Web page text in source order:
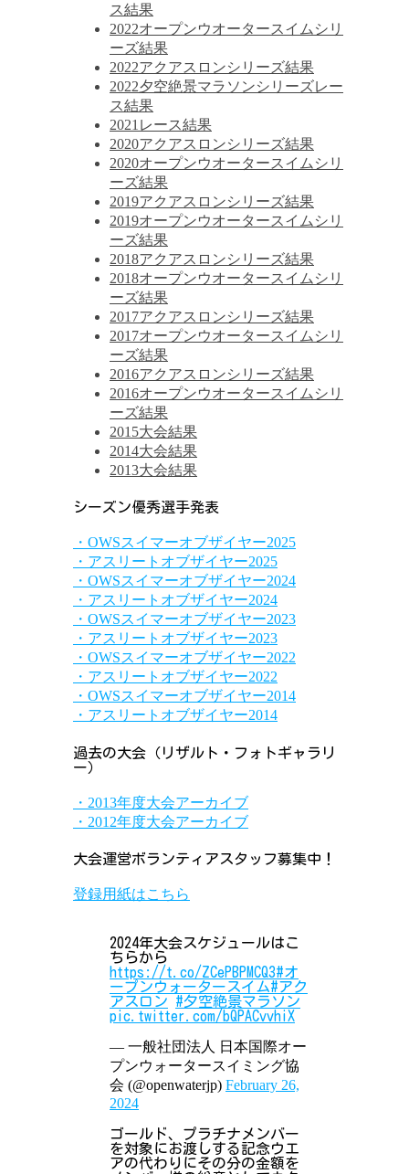
ス結果
2022オープンウオータースイムシリ
ーズ結果
2022アクアスロンシリーズ結果
2022夕空絶景マラソンシリーズレー
ス結果
2021レース結果
2020アクアスロンシリーズ結果
2020オープンウオータースイムシリ
ーズ結果
2019アクアスロンシリーズ結果
2019オープンウオータースイムシリ
ーズ結果
2018アクアスロンシリーズ結果
2018オープンウオータースイムシリ
ーズ結果
2017アクアスロンシリーズ結果
2017オープンウオータースイムシリ
ーズ結果
2016アクアスロンシリーズ結果
2016オープンウオータースイムシリ
ーズ結果
2015大会結果
2014大会結果
2013大会結果
シーズン優秀選手発表
・OWSスイマーオブザイヤー2025
・アスリートオブザイヤー2025
・OWSスイマーオブザイヤー2024
・アスリートオブザイヤー2024
・OWSスイマーオブザイヤー2023
・アスリートオブザイヤー2023
・OWSスイマーオブザイヤー2022
・アスリートオブザイヤー2022
・OWSスイマーオブザイヤー2014
・アスリートオブザイヤー2014
過去の大会（リザルト・フォトギャラリ
ー）
・2013年度大会アーカイブ
・2012年度大会アーカイブ
大会運営ボランティアスタッフ募集中！
登録用紙はこちら
2024年大会スケジュールはこ
ちらから
https://t.co/ZCePBPMCQ3#オ
ープンウォータースイム#アク
アスロン
#夕空絶景マラソン
pic.twitter.com/bQPACvvhiX
— 一般社団法人 日本国際オー
プンウォータースイミング協
会 (@openwaterjp) February 26,
2024
ゴールド、プラチナメンバー
を対象にお渡しする記念ウエ
アの代わりにその分の金額を